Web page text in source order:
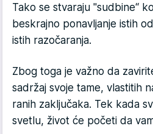
Tako se stvaraju "sudbine“
beskrajno po­navljanje istih
istih razočaranja.
Zbog toga je važno da
sadržaj svoje tame, vlastitih
ranih zaključaka. Tek kada
svetlu, život će početi da